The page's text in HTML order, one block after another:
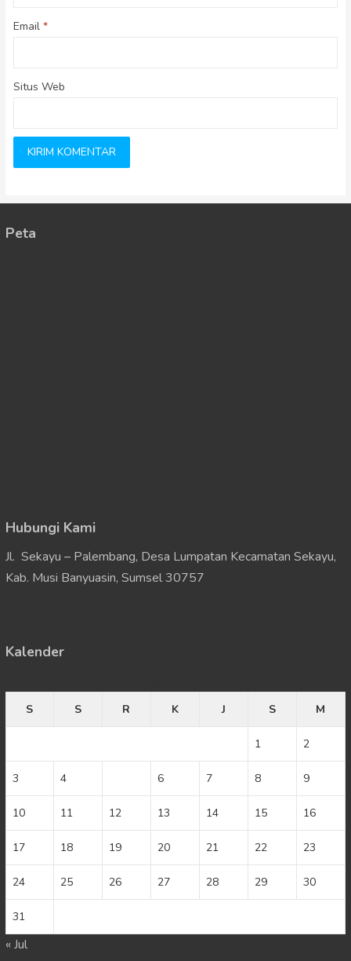
Email *
Situs Web
Peta
Hubungi Kami
Jl. Sekayu – Palembang, Desa Lumpatan Kecamatan Sekayu,
Kab. Musi Banyuasin, Sumsel 30757
Kalender
S
S R K J S M
1 2
3 4 6 7 8 9
10 11 12 13 14 15 16
17 18 19 20 21 22 23
24 25 26 27 28 29 30
31
« Jul